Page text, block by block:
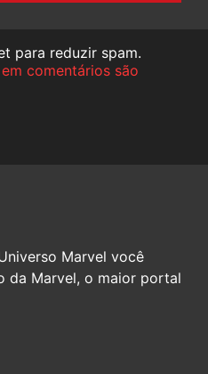
para reduzir spam.
comentários são
Marvel você
da Marvel, o maior portal